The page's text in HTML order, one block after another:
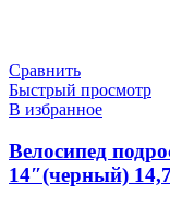
Сравнить
Быстрый просмотр
В избранное
Велосипед
14″(черный)